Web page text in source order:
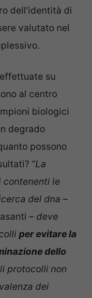
dell’identità di
valutato nel
su
al centro
biologici
degrado
possono
“La
contenenti le
del dna –
– deve
per evitare la
dello
protocolli non
dei